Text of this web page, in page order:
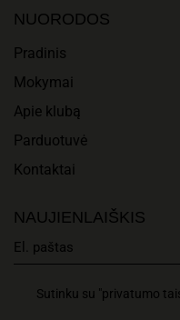
NUORODOS
Pradinis
Mokymai
Apie klubą
Parduotuvė
Kontaktai
NAUJIENLAIŠKIS
Sutinku su "privatumo